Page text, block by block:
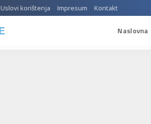
Uslovi korištenja Impresum Kontakt
Naslovna